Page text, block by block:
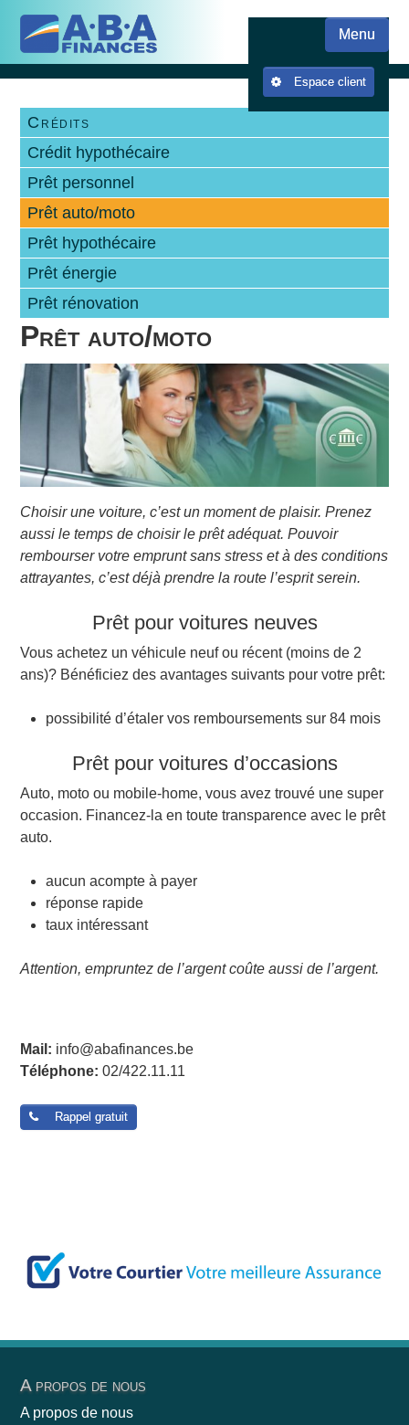
main
content
Skip to contentMenu
Espace client
Crédits
Crédit hypothécaire
Prêt personnel
Prêt auto/moto
Prêt hypothécaire
Prêt énergie
Prêt rénovation
Prêt auto/moto
Choisir une voiture, c’est un moment de plaisir. Prenez
aussi le temps de choisir le prêt adéquat. Pouvoir
rembourser votre emprunt sans stress et à des conditions
attrayantes, c’est déjà prendre la route l’esprit serein.
Prêt pour voitures neuves
Vous achetez un véhicule neuf ou récent (moins de 2
ans)? Bénéficiez des avantages suivants pour votre prêt:
possibilité d’étaler vos remboursements sur 84 mois
Prêt pour voitures d’occasions
Auto, moto ou mobile-home, vous avez trouvé une super
occasion. Financez-la en toute transparence avec le prêt
auto.
aucun acompte à payer
réponse rapide
taux intéressant
Attention, empruntez de l’argent coûte aussi de l’argent.
Post navigation
Mail: info@abafinances.be
Téléphone: 02/422.11.11
Rappel gratuit
A propos de nous
A propos de nous